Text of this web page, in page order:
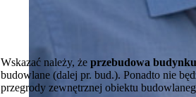
Wskazać należy, że przebudowa
budowlane (dalej pr. bud.). Ponadto nie
przegrody zewnętrznej obiektu